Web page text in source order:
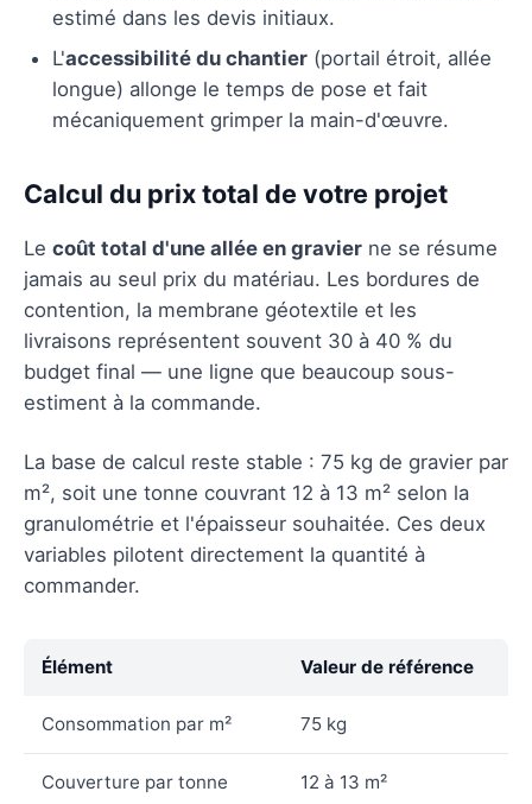
estimé dans les devis initiaux.
L'accessibilité du chantier (portail étroit, allée
longue) allonge le temps de pose et fait
mécaniquement grimper la main-d'œuvre.
Calcul du prix total de votre projet
Le coût total d'une allée en gravier ne se résume
jamais au seul prix du matériau. Les bordures de
contention, la membrane géotextile et les
livraisons représentent souvent 30 à 40 % du
budget final — une ligne que beaucoup sous-
estiment à la commande.
La base de calcul reste stable : 75 kg de gravier par
m², soit une tonne couvrant 12 à 13 m² selon la
granulométrie et l'épaisseur souhaitée. Ces deux
variables pilotent directement la quantité à
commander.
Élément Valeur de référence
Consommation par m² 75 kg
Couverture par tonne 12 à 13 m²